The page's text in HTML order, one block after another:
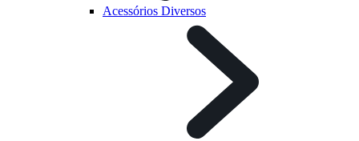
Acessórios Diversos